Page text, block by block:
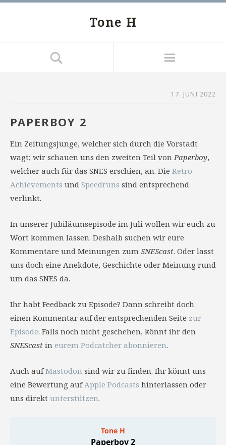
Tone H
17. JUNI 2022
PAPERBOY 2
Ein Zeitungsjunge, welcher sich durch die Vorstadt
wagt; wir schauen uns den zweiten Teil vonPaperboy,
welcher auch für das SNES erschien, an. Die Retro
Achievements und Speedruns sind entsprechend
verlinkt.
In unserer Jubiläumsepisode im Juli wollen wir euch zu
Wort kommen lassen. Deshalb suchen wir eure
Kommentare und Meinungen zum SNEScast. Oder lasst
uns doch eine Anekdote, Geschichte oder Meinung rund
um das SNES da.
Ihr habt Feedback zu Episode? Dann schreibt doch
einen Kommentar auf der entsprechenden Seite zur
Episode. Falls noch nicht geschehen, könnt ihr den
SNEScast in eurem Podcatcher abonnieren.
Auch aufMastodon sind wir zu finden. Ihr könnt uns
eine Bewertung aufApple Podcasts hinterlassen oder
uns direkt unterstützen.